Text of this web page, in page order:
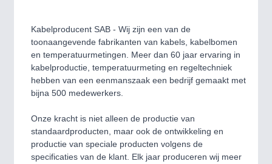
ROBOTICS21XX
Industrial Robotics & Research
Processing & Motion Sensors
Kabelproducent SAB - Wij zijn een van de
toonaangevende fabrikanten van kabels, kabelbomen
en temperatuurmetingen. Meer dan 60 jaar ervaring in
kabelproductie, temperatuurmeting en regeltechniek
hebben van een eenmanszaak een bedrijf gemaakt met
bijna 500 medewerkers.
Onze kracht is niet alleen de productie van
standaardproducten, maar ook de ontwikkeling en
productie van speciale producten volgens de
specificaties van de klant. Elk jaar produceren wij meer